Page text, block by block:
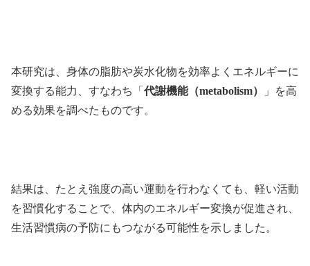
本研究は、身体の脂肪や炭水化物を効率よくエネルギーに
変換する能力、すなわち「 代謝機能（metabolism）
」を高
める効果を調べたものです。
結果は、たとえ強度の高い運動を行わなくても、軽い活動
を習慣化することで、体内のエネルギー変換が促進され、
生活習慣病の予防にもつながる可能性を示しました。